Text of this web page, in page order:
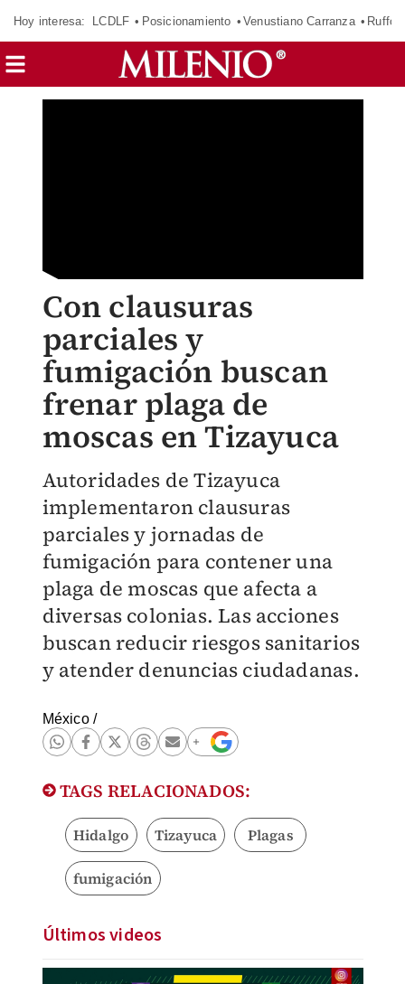
Hoy interesa: LCDLF Posicionamiento Venustiano Carranza Ruffo
Con clausuras
parciales y
fumigación buscan
frenar plaga de
moscas en Tizayuca
Autoridades de Tizayuca
implementaron clausuras
parciales y jornadas de
fumigación para contener una
plaga de moscas que afecta a
diversas colonias. Las acciones
buscan reducir riesgos sanitarios
y atender denuncias ciudadanas.
México/
TAGS RELACIONADOS:
Hidalgo Tizayuca Plagas
fumigación
Últimos videos